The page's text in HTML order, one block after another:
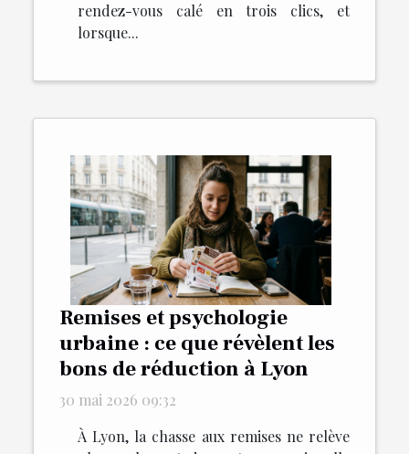
rendez-vous calé en trois clics, et
lorsque...
Remises et psychologie
urbaine : ce que révèlent les
bons de réduction à Lyon
30 mai 2026 09:32
À Lyon, la chasse aux remises ne relève